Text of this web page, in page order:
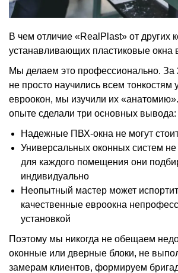
В чем отличие «RealPlast» от других
устанавливающих пластиковые окна
Мы делаем это профессионально. За
не просто научились всем тонкостям
евроокон, мы изучили их
опыте сделали три основных вывода:
Надежные ПВХ-окна не могут
Универсальных оконных систем
для каждого помещения они
индивидуально
Неопытный мастер может
качественные евроокна
установкой
Поэтому мы никогда не обещаем
оконные или дверные блоки, не
замерам клиентов, формируем